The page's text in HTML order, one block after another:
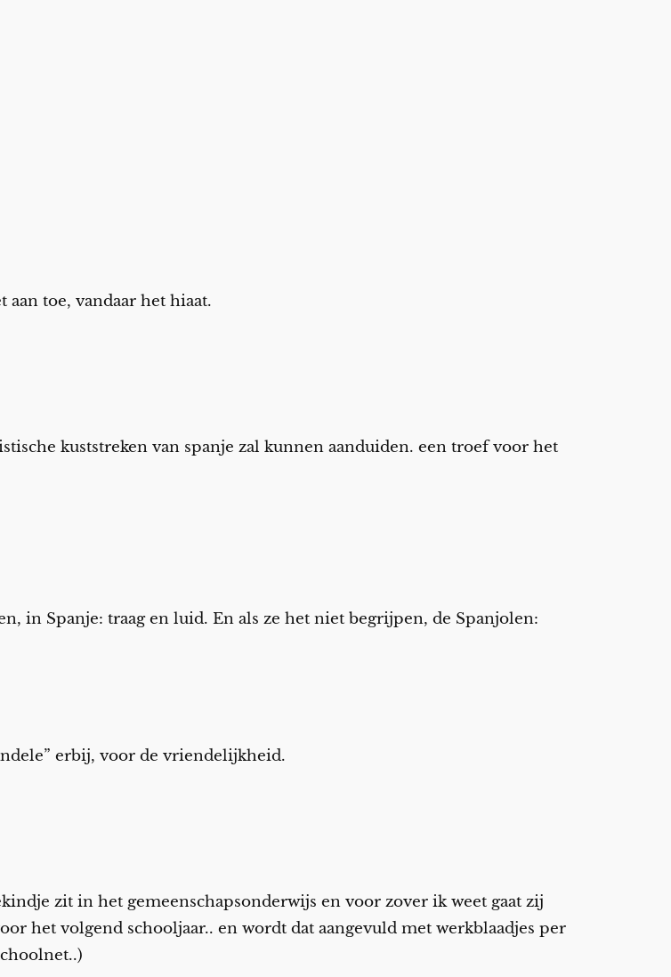
toe, vandaar het hiaat.
kuststreken van spanje zal kunnen aanduiden. een troef voor het
in Spanje: traag en luid. En als ze het niet begrijpen, de Spanjolen:
erbij, voor de vriendelijkheid.
zit in het gemeenschapsonderwijs en voor zover ik weet gaat zij
het volgend schooljaar.. en wordt dat aangevuld met werkblaadjes per